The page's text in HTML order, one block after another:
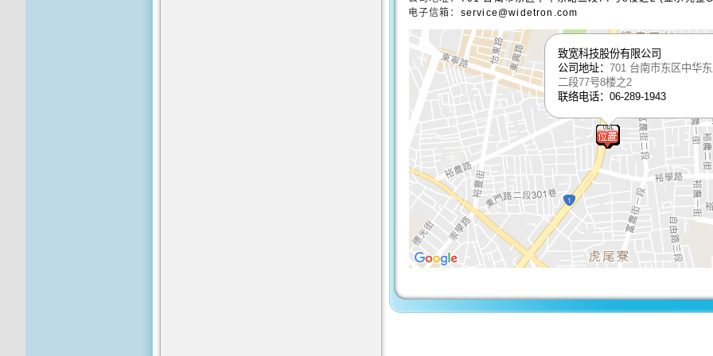
电子信箱： service@widetron.com
致宽科技股份有限公司
公司地址： 701 台南市东区中华
二段77号8楼之2
联络电话：06-289-1943